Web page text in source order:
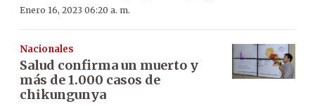
Enero 16, 2023 06:20 a. m.
Nacionales
Salud confirma un muerto y
más de 1.000 casos de
chikungunya